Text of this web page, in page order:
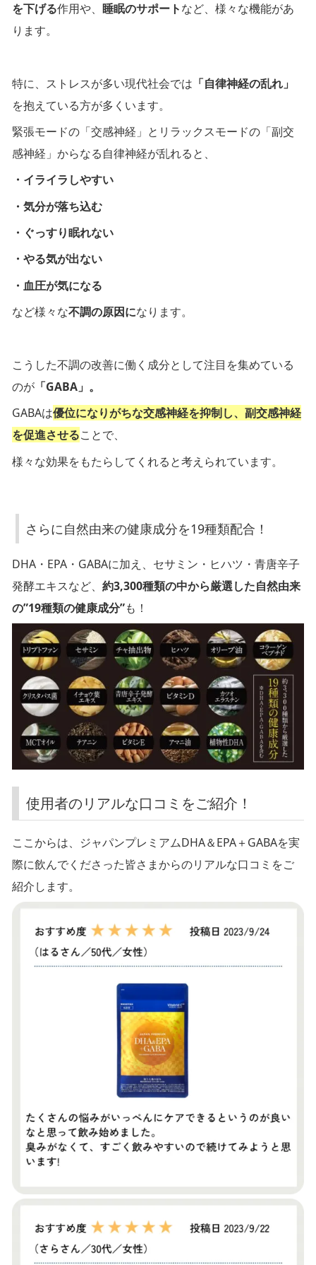
を下げる作用や、 睡眠のサポートなど、様々な機能があ
ります。
特に、ストレスが多い現代社会では 「自律神経の乱れ」
を抱えている方が多くいます。
緊張モードの「交感神経」とリラックスモードの「副交
感神経」からなる自律神経が乱れると、
・イライラしやすい
・気分が落ち込む
・ぐっすり眠れない
・やる気が出ない
・血圧が気になる
など様々な不調の原因になります。
こうした不調の改善に働く成分として注目を集めている
のが 「GABA」 。
GABAは優位になりがちな交感神経を抑制し、副交感神経
を促進させることで、
様々な効果をもたらしてくれると考えられています。
さらに自然由来の健康成分を19種類配合！
DHA・EPA・GABAに加え、セサミン・ヒハツ・青唐辛子
発酵エキスなど、 約3,300種類の中から厳選した自然由来
の”19種類の健康成分”も！
使用者のリアルな口コミをご紹介！
ここからは、ジャパンプレミアムDHA＆EPA＋GABAを実
際に飲んでくださった皆さまからのリアルな口コミをご
紹介します。